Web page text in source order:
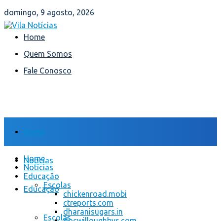
domingo, 9 agosto, 2026
Home
Quem Somos
Fale Conosco
Home
Notícias
Educação
Escolas
Home
Notícias
Educação
Escolas
chickenroad.mobi
ctreports.com
dharanisugars.in